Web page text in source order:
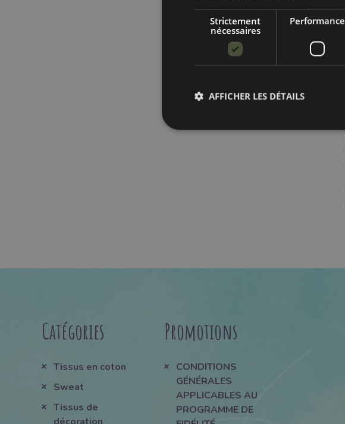
Catégories
Tissus en coton
Sweat
Tissus de
Promotions
CONDITIONS
GÉNÉRALES
APPLICABLES AU
PROGRAMME DE
Strictement
nécessaires
Performance
AFFICHER LES DÉTAILS